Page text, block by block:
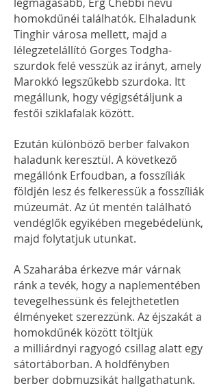
homokdűnéi találhatók. Elhaladunk
Tinghir városa mellett, majd a
lélegzetelállító Gorges Todgha-
szurdok felé vesszük az irányt, amely
Marokkó legszűkebb szurdoka. Itt
megállunk, hogy végigsétáljunk a
festői sziklafalak között.
Ezután különböző berber falvakon
haladunk keresztül. A következő
megállónk Erfoudban, a fosszíliák
földjén lesz és felkeressük a fosszíliák
múzeumát. Az út mentén található
vendéglők egyikében megebédelünk,
majd folytatjuk utunkat.
A Szaharába érkezve már várnak
ránk a tevék, hogy a naplementében
tevegelhessünk és felejthetetlen
élményeket szerezzünk. Az éjszakát a
homokdűnék között töltjük
a milliárdnyi ragyogó csillag alatt egy
sátortáborban. A holdfényben
berber dobmuzsikát hallgathatunk.